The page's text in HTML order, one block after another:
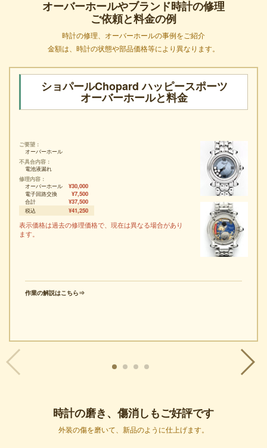
※期間内にお預かりさせていただいた分までが対象となります。
※ヴィンテージ・アンティーク時計、水入り状態、などは対象外となりま
※4ケタ型番のモデル、プラスチック風防のモデルは対象外となります。
す。予めご了承ください。
※クーポン割引との併用はできませんので予めご了承ください。
※その他ご不明点ございましたら予めお問い合わせいただきますようお願
事前に概算見積もりをご案内させていただきますのでまず見積り相談フォ
ームより
時計のブランドや型番、コンディション等の情報をお送りください。
ご来店での受け付けの場合は事前のご予約をお願いしております。
営業時間を11時～18時とせていただき土日・祝日はお休みをさせていた
だきます。
ご来店いただきましてもお送りいただきました場合と
同じようにお預かりから見積りに2週間お時間をいただきます。
返却方法は発送のみとさせていただいております。
急なご来店の場合はご対応できない場合もございます。ご注意ください。
いつも時計修理オロロジャイオをご利用、ご閲覧いただき誠にありがとう
ございます。
さて、オロロジャイオでは8月11日～16日まで夏季休業日とさせていただ
きます。
何かとご不便をおかけすると存じますが、よろしくお願いいたします。
オーバーホールやブランド時計の修理
ご依頼と料金の例
時計の修理、オーバーホールの事例をご紹介
金額は、時計の状態や部品価格等により異なります。
ショパールChopard ハッピースポーツ
オーバーホールと料金
ご要望
オーバーホール
不具合内容
電池液漏れ
修理内容
オーバーホール
¥30,000
電子回路交換
¥7,500
合計
¥37,500
税込
¥41,250
表示価格は過去の修理価格で、現在は異なる場合があり
ます。
作業の解説はこちら⇒
時計の磨き、傷消しもご好評です
外装の傷を磨いて、新品のように仕上げます。